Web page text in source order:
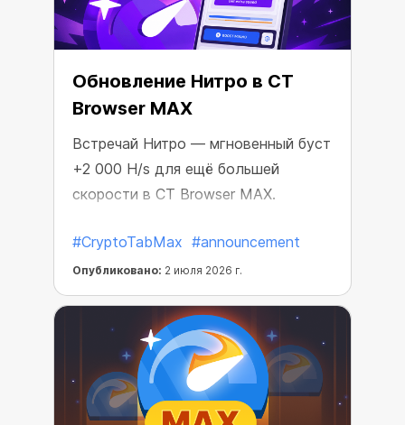
Обновление Нитро в CT
Browser MAX
Встречай Нитро — мгновенный буст
+2 000 H/s для ещё большей
скорости в CT Browser MAX.
#CryptoTabMax #announcement
Опубликовано: 2 июля 2026 г.